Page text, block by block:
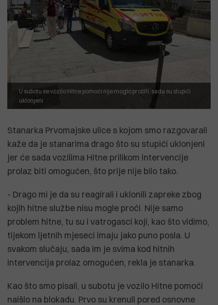
U subotu se vozilo Hitne pomoći nije moglo probiti, sada su stupići
uklonjeni
Stanarka Prvomajske ulice s kojom smo razgovarali
kaže da je stanarima drago što su stupići uklonjeni
jer će sada vozilima Hitne prilikom intervencije
prolaz biti omogućen, što prije nije bilo tako.
- Drago mi je da su reagirali i uklonili zapreke zbog
kojih hitne službe nisu mogle proći. Nije samo
problem hitne, tu su i vatrogasci koji, kao što vidimo,
tijekom ljetnih mjeseci imaju jako puno posla. U
svakom slučaju, sada im je svima kod hitnih
intervencija prolaz omogućen, rekla je stanarka.
Kao što smo pisali, u subotu je vozilo Hitne pomoći
naišlo na blokadu. Prvo su krenuli pored osnovne